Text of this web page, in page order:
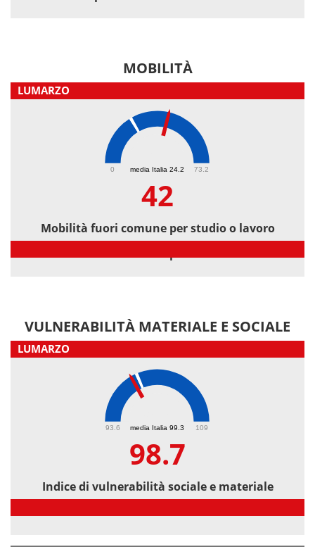
MOBILITÀ
LUMARZO
media Italia 24.2
0 73.2
42
Mobilità fuori comune per studio o lavoro
VULNERABILITÀ MATERIALE E SOCIALE
LUMARZO
media Italia 99.3
93.6 109
98.7
Indice di vulnerabilità sociale e materiale